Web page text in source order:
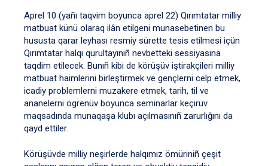
Aprel 10 (yañı taqvim boyunca aprel 22) Qırımtatar milliy
matbuat künü olaraq ilân etilgeni munasebetinen bu
hususta qarar leyhası resmiy sürette tesis etilmesi içün
Qırımtatar halqı qurultayınıñ nevbetteki sessiyasına
taqdim etilecek. Bunıñ kibi de körüşüv iştirakçileri milliy
matbuat haimlerini birleştirmek ve gençlerni celp etmek,
icadiy problemlerni muzakere etmek, tarih, til ve
ananelerni ögrenüv boyunca seminarlar keçirüv
maqsadında munaqaşa klubı açılmasınıñ zarurlığını da
qayd ettiler.
Körüşüvde milliy neşirlerde halqımız ömüriniñ çeşit